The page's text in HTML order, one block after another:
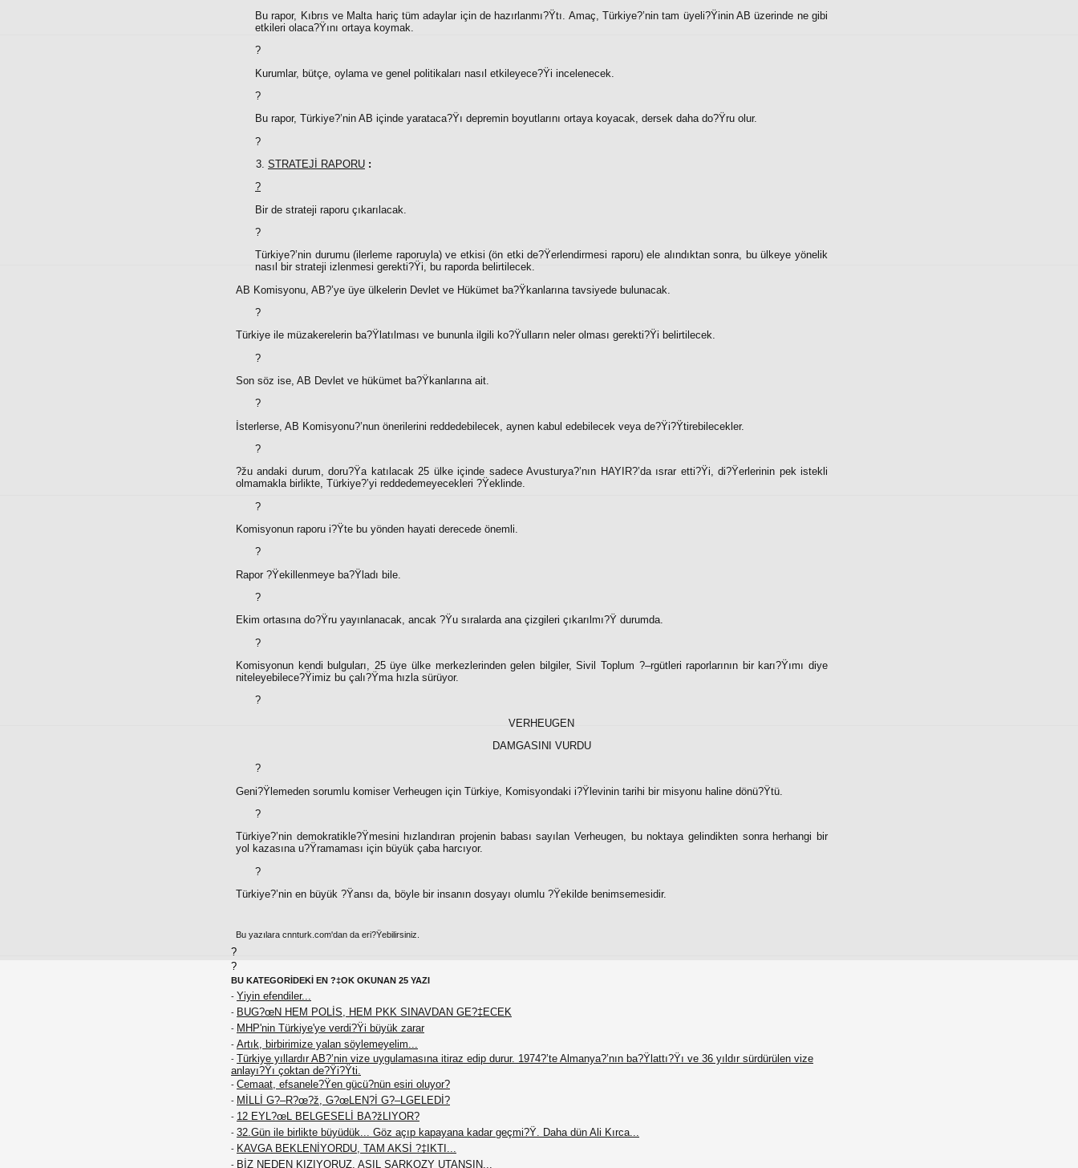
Bu rapor, Kıbrıs ve Malta hariç tüm adaylar için de hazırlanmı?Ÿtı. Amaç, Türkiye?’nin tam üyeli?Ÿinin AB üzerinde ne gibi
etkileri olaca?Ÿını ortaya koymak.
?
Kurumlar, bütçe, oylama ve genel politikaları nasıl etkileyece?Ÿi incelenecek.
?
Bu rapor, Türkiye?’nin AB içinde yarataca?Ÿı depremin boyutlarını ortaya koyacak, dersek daha do?Ÿru olur.
?
STRATEJİ RAPORU :
?
Bir de strateji raporu çıkarılacak.
?
Türkiye?’nin durumu (ilerleme raporuyla) ve etkisi (ön etki de?Ÿerlendirmesi raporu) ele alındıktan sonra, bu ülkeye yönelik
nasıl bir strateji izlenmesi gerekti?Ÿi, bu raporda belirtilecek.
AB Komisyonu, AB?’ye üye ülkelerin Devlet ve Hükümet ba?Ÿkanlarına tavsiyede bulunacak.
?
Türkiye ile müzakerelerin ba?Ÿlatılması ve bununla ilgili ko?Ÿulların neler olması gerekti?Ÿi belirtilecek.
?
Son söz ise, AB Devlet ve hükümet ba?Ÿkanlarına ait.
?
İsterlerse, AB Komisyonu?’nun önerilerini reddedebilecek, aynen kabul edebilecek veya de?Ÿi?Ÿtirebilecekler.
?
?žu andaki durum, doru?Ÿa katılacak 25 ülke içinde sadece Avusturya?’nın HAYIR?’da ısrar etti?Ÿi, di?Ÿerlerinin pek istekli
olmamakla birlikte, Türkiye?’yi reddedemeyecekleri ?Ÿeklinde.
?
Komisyonun raporu i?Ÿte bu yönden hayati derecede önemli.
?
Rapor ?Ÿekillenmeye ba?Ÿladı bile.
?
Ekim ortasına do?Ÿru yayınlanacak, ancak ?Ÿu sıralarda ana çizgileri çıkarılmı?Ÿ durumda.
?
Komisyonun kendi bulguları, 25 üye ülke merkezlerinden gelen bilgiler, Sivil Toplum ?–rgütleri raporlarının bir karı?Ÿımı diye
niteleyebilece?Ÿimiz bu çalı?Ÿma hızla sürüyor.
?
VERHEUGEN
DAMGASINI VURDU
?
Geni?Ÿlemeden sorumlu komiser Verheugen için Türkiye, Komisyondaki i?Ÿlevinin tarihi bir misyonu haline dönü?Ÿtü.
?
Türkiye?’nin demokratikle?Ÿmesini hızlandıran projenin babası sayılan Verheugen, bu noktaya gelindikten sonra herhangi bir
yol kazasına u?Ÿramaması için büyük çaba harcıyor.
?
Türkiye?’nin en büyük ?Ÿansı da, böyle bir insanın dosyayı olumlu ?Ÿekilde benimsemesidir.
Bu yazılara cnnturk.com'dan da eri?Ÿebilirsiniz.
?
?
BU KATEGORİDEKİ EN ?‡OK OKUNAN 25 YAZI
- Yiyin efendiler...
- BUG?œN HEM POLİS, HEM PKK SINAVDAN GE?‡ECEK
- MHP'nin Türkiye'ye verdi?Ÿi büyük zarar
- Artık, birbirimize yalan söylemeyelim...
- Türkiye yıllardır AB?’nin vize uygulamasına itiraz edip durur. 1974?’te Almanya?’nın ba?Ÿlattı?Ÿı ve 36 yıldır sürdürülen vize
anlayı?Ÿı çoktan de?Ÿi?Ÿti.
- Cemaat, efsanele?Ÿen gücü?nün esiri oluyor?
- MİLLİ G?–R?œ?ž, G?œLEN?İ G?–LGELEDİ?
- 12 EYL?œL BELGESELİ BA?žLIYOR?
- 32.Gün ile birlikte büyüdük... Göz açıp kapayana kadar geçmi?Ÿ. Daha dün Ali Kırca...
- KAVGA BEKLENİYORDU, TAM AKSİ ?‡IKTI...
- BİZ NEDEN KIZIYORUZ, ASIL SARKOZY UTANSIN...